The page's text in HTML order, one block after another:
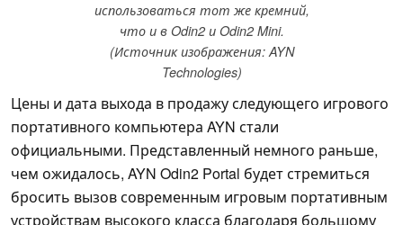
использоваться тот же кремний,
что и в Odin2 и Odin2 Mini.
(Источник изображения: AYN
Technologies)
Цены и дата выхода в продажу следующего игрового
портативного компьютера AYN стали
официальными. Представленный немного раньше,
чем ожидалось, AYN Odin2 Portal будет стремиться
бросить вызов современным игровым портативным
устройствам высокого класса благодаря большому